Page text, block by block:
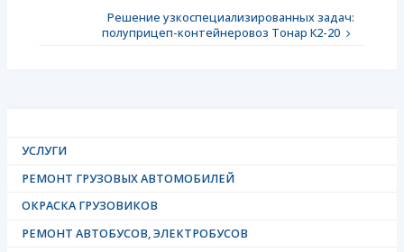
Решение узкоспециализированных задач:
полуприцеп-контейнеровоз Тонар К2-20
УСЛУГИ
РЕМОНТ ГРУЗОВЫХ АВТОМОБИЛЕЙ
ОКРАСКА ГРУЗОВИКОВ
РЕМОНТ АВТОБУСОВ, ЭЛЕКТРОБУСОВ